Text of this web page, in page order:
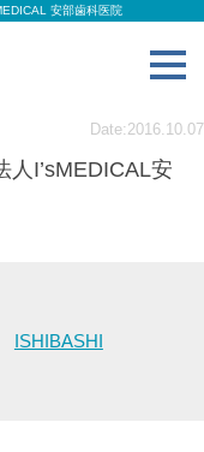
安部歯科医院
Date:2016.10.07
I’sMEDICAL安
ISHIBASHI